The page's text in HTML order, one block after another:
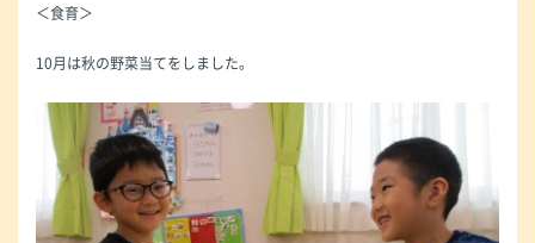
＜食育＞
10月は秋の野菜当てをしました。